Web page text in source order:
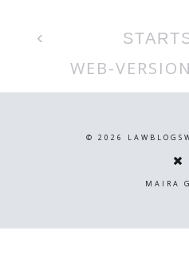
‹
WEB-
© 2026
MAIRA